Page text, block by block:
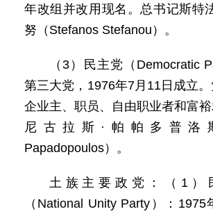
年改组并改用现名。总书记斯特
努（Stefanos Stefanou）。
（3）民主党（Democratic
第三大党，1976年7月11日成立
企业主、职员、自由职业者和富
尼古拉斯·帕帕多普洛
Papadopoulos）。
土族主要政党：（1）
（National Unity Party）：